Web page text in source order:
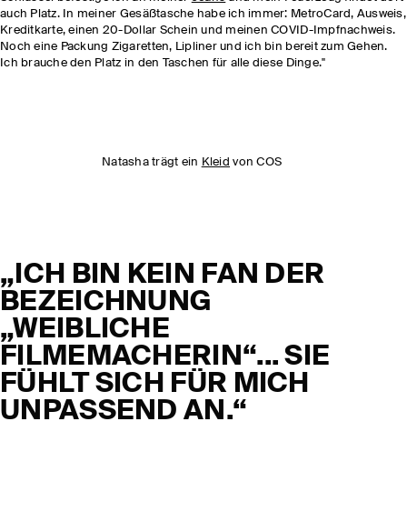
auch Platz. In meiner Gesäßtasche habe ich immer: MetroCard, Ausweis,
Kreditkarte, einen 20-Dollar Schein und meinen COVID-Impfnachweis.
Noch eine Packung Zigaretten, Lipliner und ich bin bereit zum Gehen.
Ich brauche den Platz in den Taschen für alle diese Dinge."
Natasha trägt ein Kleid von COS
„ICH BIN KEIN FAN DER
BEZEICHNUNG
„WEIBLICHE
FILMEMACHERIN“... SIE
FÜHLT SICH FÜR MICH
UNPASSEND AN.“